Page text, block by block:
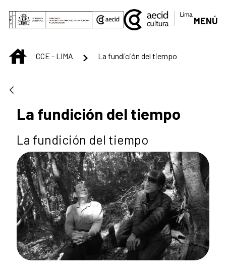
Saltar al contenido principal
MENÚ
INICIOCCE - LIMA La fundición del tiempo
La fundición del tiempo
La fundición del tiempo